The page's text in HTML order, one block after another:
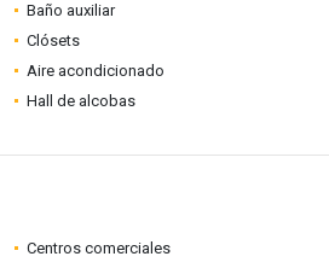
Baño auxiliar
Clósets
Aire acondicionado
Hall de alcobas
Centros comerciales